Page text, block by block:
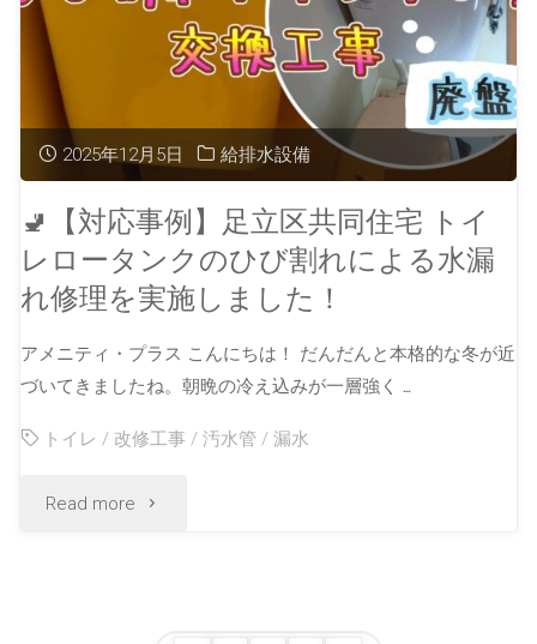
2025年12月5日 給排水設備
🚽【対応事例】足立区共同住宅 トイ
レロータンクのひび割れによる水漏
れ修理を実施しました！
アメニティ・プラス こんにちは！ だんだんと本格的な冬が近
づいてきましたね。朝晩の冷え込みが一層強く …
トイレ / 改修工事 /汚水管 /漏水
Read more